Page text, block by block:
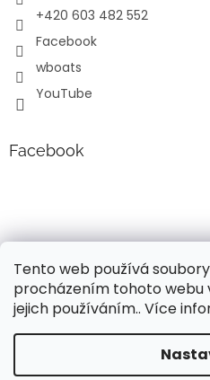
Tento web používá
procházením tohoto webu
jejich používáním.. Více
Vážení, v současné době
+420 603 482 552
Facebook
wboats
YouTube
Facebook